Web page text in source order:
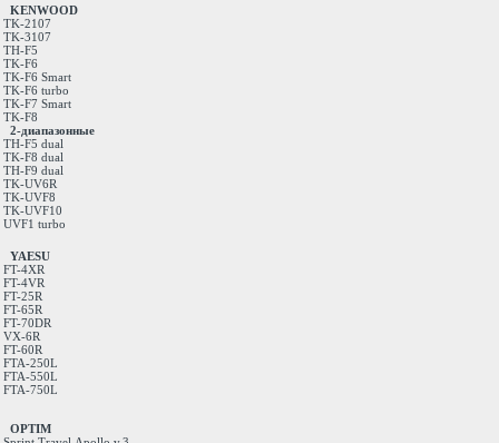
KENWOOD
TK-2107
TK-3107
TH-F5
TK-F6
TK-F6 Smart
TK-F6 turbo
TK-F7 Smart
TK-F8
2-диапазонные
TH-F5 dual
TK-F8 dual
TH-F9 dual
TK-UV6R
TK-UVF8
TK-UVF10
UVF1 turbo
YAESU
FT-4XR
FT-4VR
FT-25R
FT-65R
FT-70DR
VX-6R
FT-60R
FTA-250L
FTA-550L
FTA-750L
OPTIM